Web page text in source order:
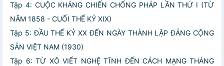
Tập 4: CUỘC KHÁNG CHIẾN CHỐNG PHÁP LẦN THỨ I (TỪ
NĂM 1858 - CUỐI THẾ KỶ XIX)
Tập 5: ĐẦU THẾ KỶ XX ĐẾN NGÀY THÀNH LẬP ĐẢNG CỘNG
SẢN VIỆT NAM (1930)
Tập 6: TỪ XÔ VIẾT NGHỆ TĨNH ĐẾN CÁCH MẠNG THÁNG